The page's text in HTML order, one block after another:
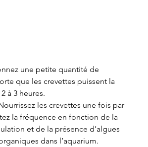
une petite quantité de
que les crevettes puissent la
à 3 heures.
les crevettes une fois par
la fréquence en fonction de la
et de la présence d’algues
dans l’aquarium.